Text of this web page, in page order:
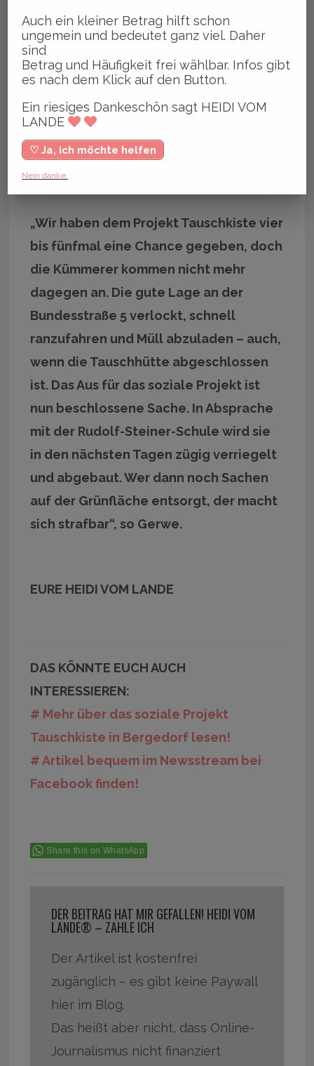
Noch findet man Kleidung, Bücher oder
andere Stücke in der Tauschbox – aber
nicht mehr lange.
Vorgestern Abend wurde das endgültige
Stadtteilvereins Bergedorf Südblick e.V.,
Ulrich Gerwe, verkündet.
„Wir haben dem Projekt Tauschkiste vier
bis fünfmal eine Chance gegeben, doch
die Kümmerer kommen nicht mehr
dagegen an. Die gute Lage an der
Bundesstraße 5 verlockt, schnell
ranzufahren und Müll abzuladen – auch,
wenn die Tauschhütte abgeschlossen
ist. Das Aus für das soziale Projekt ist
nun beschlossene Sache. In Absprache
mit der Rudolf-Steiner-Schule wird sie
in den nächsten Tagen zügig verriegelt
und abgebaut. Wer dann noch Sachen
auf der Grünfläche entsorgt, der macht
sich strafbar“, so Gerwe.
EURE HEIDI VOM LANDE
DAS KÖNNTE EUCH AUCH
INTERESSIEREN:
# Mehr über das soziale Projekt
Tauschkiste in Bergedorf lesen!
# Artikel bequem im Newsstream bei
Facebook finden!
Share this on WhatsApp
DER BEITRAG HAT MIR GEFALLEN! HEIDI VOM
LANDE® – ZAHLE ICH
Der Artikel ist kostenfrei
zugänglich – es gibt keine Paywall
hier im Blog.
Das heißt aber nicht, dass Online-
Journalismus nicht finanziert
Auch ein kleiner Betrag hilft schon
ungemein und bedeutet ganz viel. Daher
sind
Betrag und Häufigkeit frei wählbar. Infos gibt
es nach dem Klick auf den Button.
Ein riesiges Dankeschön sagt HEIDI VOM
LANDE
♡ Ja, ich möchte helfen
Nein danke.